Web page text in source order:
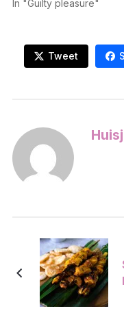
In "Guilty pleasure"
Tweet